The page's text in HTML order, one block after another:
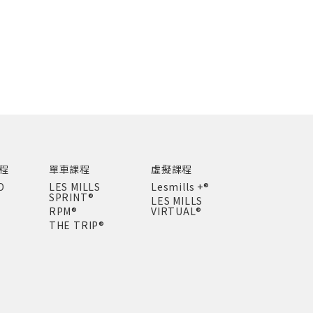
單車課程
LES MILLS
SPRINT®
RPM®
THE TRIP®
虛擬課程
Lesmills +®
LES MILLS
VIRTUAL®